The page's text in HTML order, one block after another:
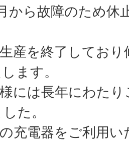
から故障のため休
産を終了しており
ます。
には長年にわた
た。
充電器をご利用